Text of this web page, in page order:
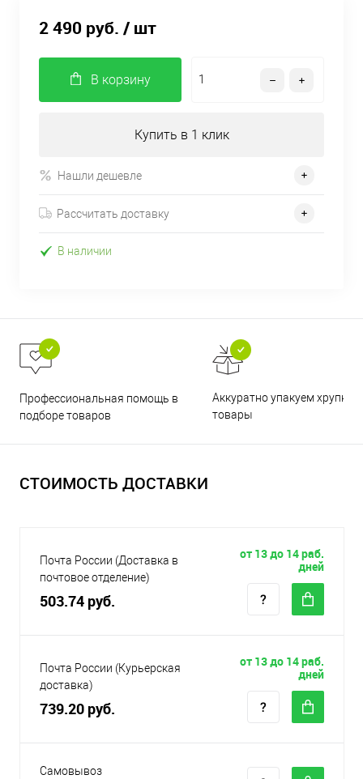
2 490 руб. / шт
В корзину
Купить в 1 клик
Нашли дешевле
Рассчитать доставку
В наличии
Профессиональная помощь в
подборе товаров
Аккуратно упакуем хрупкие
товары
СТОИМОСТЬ ДОСТАВКИ
Почта России (Доставка в
почтовое отделение)
503.74 руб.
от 13 до 14 раб.
дней
Почта России (Курьерская
доставка)
739.20 руб.
от 13 до 14 раб.
дней
Самовывоз